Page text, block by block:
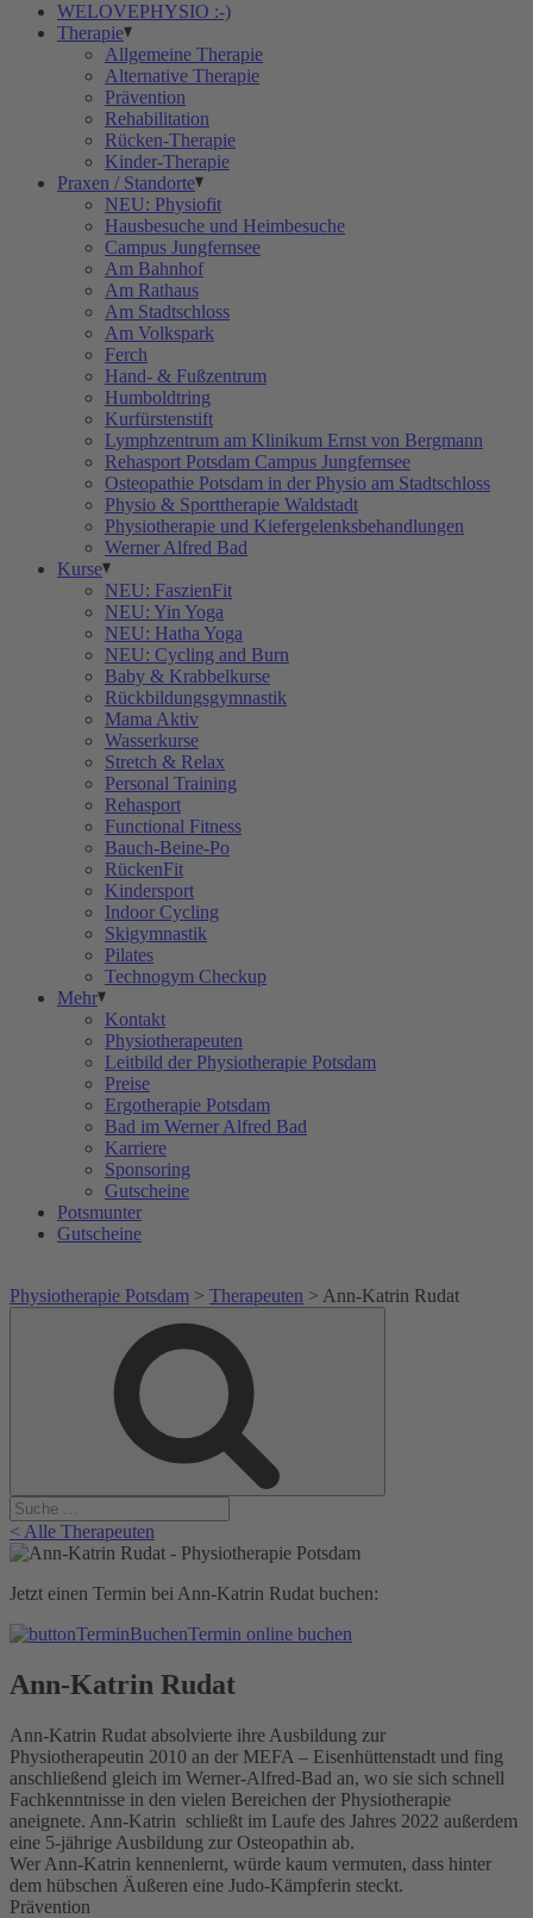
WELOVEPHYSIO :-)
Therapie
Allgemeine Therapie
Alternative Therapie
Prävention
Rehabilitation
Rücken-Therapie
Kinder-Therapie
Praxen / Standorte
NEU: Physiofit
Hausbesuche und Heimbesuche
Campus Jungfernsee
Am Bahnhof
Am Rathaus
Am Stadtschloss
Am Volkspark
Ferch
Hand- & Fußzentrum
Humboldtring
Kurfürstenstift
Lymphzentrum am Klinikum Ernst von Bergmann
Rehasport Potsdam Campus Jungfernsee
Osteopathie Potsdam in der Physio am Stadtschloss
Physio & Sporttherapie Waldstadt
Physiotherapie und Kiefergelenksbehandlungen
Werner Alfred Bad
Kurse
NEU: FaszienFit
NEU: Yin Yoga
NEU: Hatha Yoga
NEU: Cycling and Burn
Baby & Krabbelkurse
Rückbildungsgymnastik
Mama Aktiv
Wasserkurse
Stretch & Relax
Personal Training
Rehasport
Functional Fitness
Bauch-Beine-Po
RückenFit
Kindersport
Indoor Cycling
Skigymnastik
Pilates
Technogym Checkup
Mehr
Kontakt
Physiotherapeuten
Leitbild der Physiotherapie Potsdam
Preise
Ergotherapie Potsdam
Bad im Werner Alfred Bad
Karriere
Sponsoring
Gutscheine
Potsmunter
Gutscheine
Physiotherapie Potsdam > Therapeuten > Ann-Katrin Rudat
< Alle Therapeuten
Jetzt einen Termin bei Ann-Katrin Rudat buchen:
Termin online buchen
Ann-Katrin Rudat
Ann-Katrin Rudat absolvierte ihre Ausbildung zur
Physiotherapeutin 2010 an der MEFA – Eisenhüttenstadt und fing
anschließend gleich im Werner-Alfred-Bad an, wo sie sich schnell
Fachkenntnisse in den vielen Bereichen der Physiotherapie
aneignete. Ann-Katrin schließt im Laufe des Jahres 2022 außerdem
eine 5-jährige Ausbildung zur Osteopathin ab.
Wer Ann-Katrin kennenlernt, würde kaum vermuten, dass hinter
dem hübschen Äußeren eine Judo-Kämpferin steckt.
Prävention